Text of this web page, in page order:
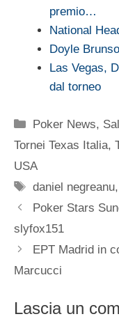
premio…
National
Doyle
Las Vegas,
dal torneo
Categorie
Poker News,
Tornei Texas Italia,
USA
Tag
daniel negreanu,
Poker Stars
slyfox151
EPT Madrid in
Marcucci
Lascia un